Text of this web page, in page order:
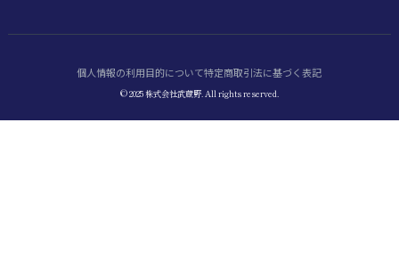
個人情報の利用目的について特定商取引法に基づく表記
© 2025 株式会社武蔵野. All rights reserved.